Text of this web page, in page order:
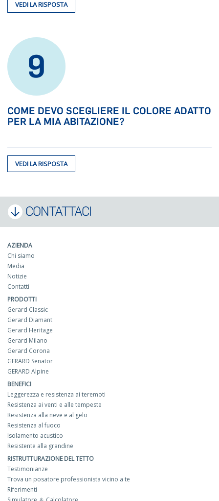
VEDI LA RISPOSTA
9
COME DEVO SCEGLIERE IL COLORE ADATTO
PER LA MIA ABITAZIONE?
VEDI LA RISPOSTA
CONTATTACI
AZIENDA
Chi siamo
Media
Notizie
Contatti
PRODOTTI
Gerard Classic
Gerard Diamant
Gerard Heritage
Gerard Milano
Gerard Corona
GERARD Senator
GERARD Alpine
BENEFICI
Leggerezza e resistenza ai teremoti
Resistenza ai venti e alle tempeste
Resistenza alla neve e al gelo
Resistenza al fuoco
Isolamento acustico
Resistente alla grandine
RISTRUTTURAZIONE DEL TETTO
Testimonianze
Trova un posatore professionista vicino a te
Riferimenti